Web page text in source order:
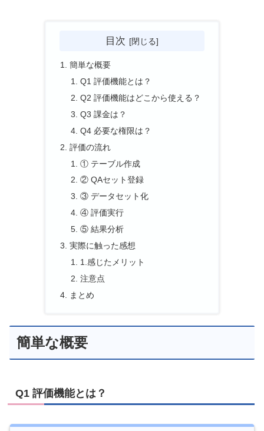
目次
簡単な概要
Q1 評価機能とは？
Q2 評価機能はどこから使える？
Q3 課金は？
Q4 必要な権限は？
評価の流れ
① テーブル作成
② QAセット登録
③ データセット化
④ 評価実行
⑤ 結果分析
実際に触った感想
1.感じたメリット
注意点
まとめ
簡単な概要
Q1 評価機能とは？